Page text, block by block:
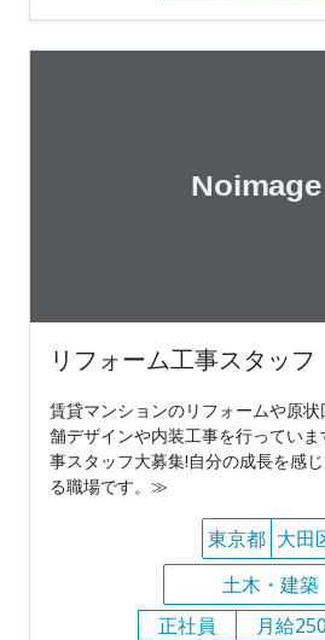
リフォーム工事スタッフ
賃貸マンションのリフォームや原
舗デザインや内装工事を行ってい
事スタッフ大募集!自分の成長を感
る職場です。≫
東京都 大田
土木・建築
正社員
月給